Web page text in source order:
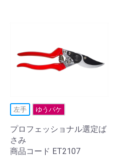
左手 ゆうパケ
プロフェッショナル選定ば
さみ
商品コード ET2107